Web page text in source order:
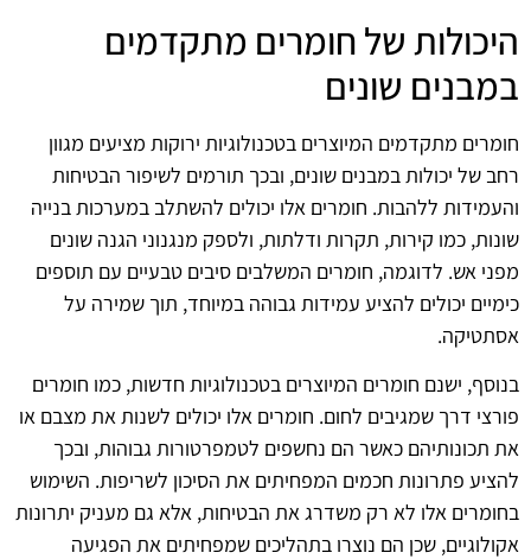
היכולות של חומרים מתקדמים
במבנים שונים
חומרים מתקדמים המיוצרים בטכנולוגיות ירוקות מציעים מגוון
רחב של יכולות במבנים שונים, ובכך תורמים לשיפור הבטיחות
והעמידות ללהבות. חומרים אלו יכולים להשתלב במערכות בנייה
שונות, כמו קירות, תקרות ודלתות, ולספק מנגנוני הגנה שונים
מפני אש. לדוגמה, חומרים המשלבים סיבים טבעיים עם תוספים
כימיים יכולים להציע עמידות גבוהה במיוחד, תוך שמירה על
אסתטיקה.
בנוסף, ישנם חומרים המיוצרים בטכנולוגיות חדשות, כמו חומרים
פורצי דרך שמגיבים לחום. חומרים אלו יכולים לשנות את מצבם או
את תכונותיהם כאשר הם נחשפים לטמפרטורות גבוהות, ובכך
להציע פתרונות חכמים המפחיתים את הסיכון לשריפות. השימוש
בחומרים אלו לא רק משדרג את הבטיחות, אלא גם מעניק יתרונות
אקולוגיים, שכן הם נוצרו בתהליכים שמפחיתים את הפגיעה